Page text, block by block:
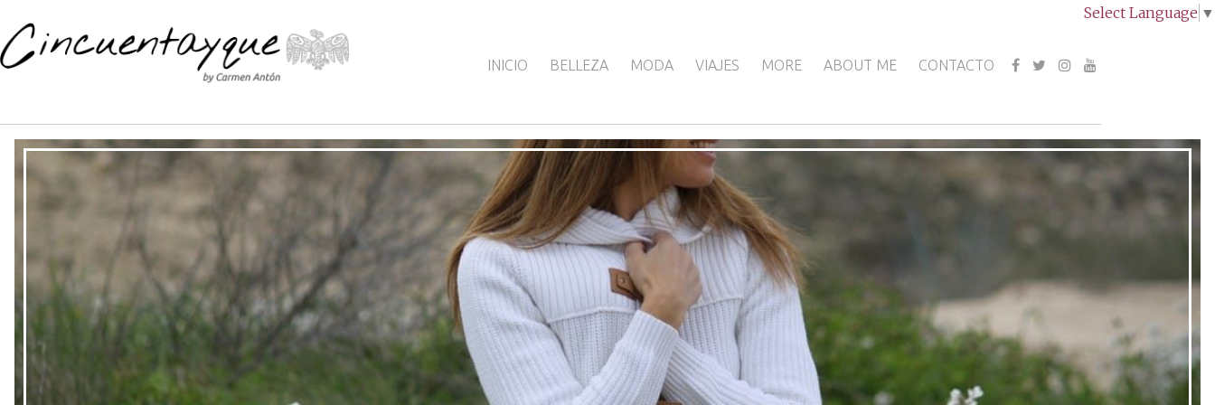
Select Language ▼
INICIO BELLEZA MODA VIAJES MORE ABOUT ME CONTACTO